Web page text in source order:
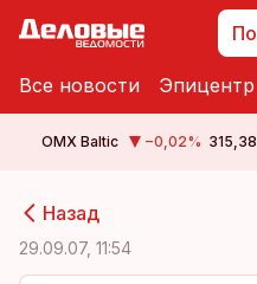
Все новости Эпицентр
OMX Baltic −0,02% 315,38
Назад
29.09.07, 11:54